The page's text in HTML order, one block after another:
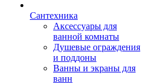
Сантехника
Аксессуары для
ванной комнаты
Душевые ограждения
и поддоны
Ванны и экраны для
ванн